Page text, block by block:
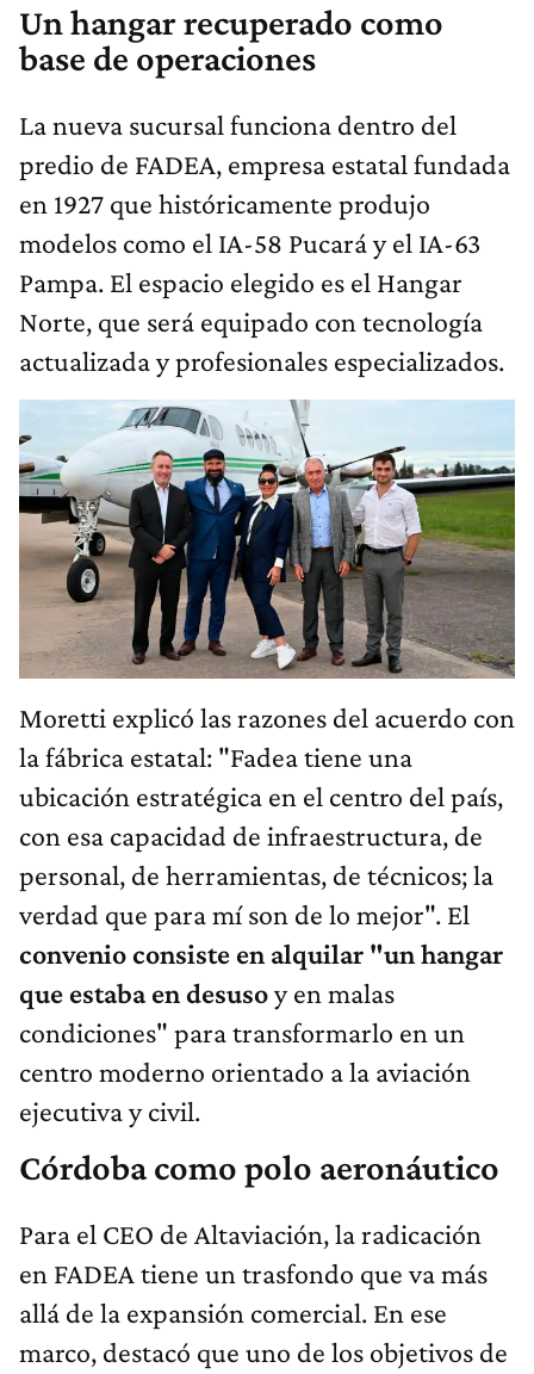
Un hangar recuperado como
base de operaciones
La nueva sucursal funciona dentro del
predio de FADEA, empresa estatal fundada
en 1927 que históricamente produjo
modelos como el IA-58 Pucará y el IA-63
Pampa. El espacio elegido es el Hangar
Norte, que será equipado con tecnología
actualizada y profesionales especializados.
Moretti explicó las razones del acuerdo con
la fábrica estatal: "Fadea tiene una
ubicación estratégica en el centro del país,
con esa capacidad de infraestructura, de
personal, de herramientas, de técnicos; la
verdad que para mí son de lo mejor". El
convenio consiste en alquilar "un hangar
que estaba en desusoy en malas
condiciones" para transformarlo en un
centro moderno orientado a la aviación
ejecutiva y civil.
Córdoba como polo aeronáutico
Para el CEO de Altaviación, la radicación
en FADEA tiene un trasfondo que va más
allá de la expansión comercial. En ese
marco, destacó que uno de los objetivos de